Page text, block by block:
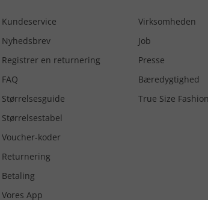
Kundeservice
Nyhedsbrev
Registrer en returnering
FAQ
Størrelsesguide
Størrelsestabel
Voucher-koder
Returnering
Betaling
Vores App
Virksomheden
Job
Presse
Bæredygtighed
True Size Fashion